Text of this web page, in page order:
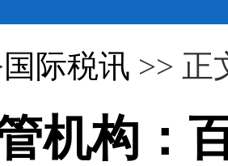
国际税讯 >> 正
机构：